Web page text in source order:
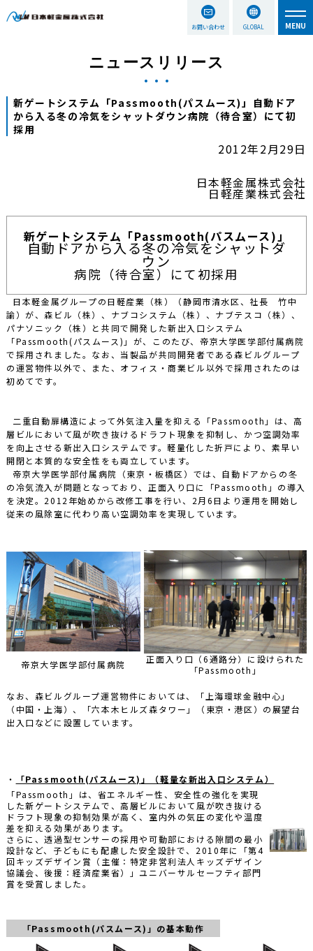
お問い合わせ GLOBAL
ニュースリリース
新ゲートシステム「Passmooth(パスムース)」自動ドア
から入る冬の冷気をシャットダウン病院（待合室）にて初
採用
2012年2月29日
日本軽金属株式会社
日軽産業株式会社
新ゲートシステム「Passmooth(パスムース)」
自動ドアから入る冬の冷気をシャットダ
ウン
病院（待合室）にて初採用
日本軽金属グループの日軽産業（株）（静岡市清水区、社長 竹中
諭）が、森ビル（株）、ナブコシステム（株）、ナブテスコ（株）、
パナソニック（株）と共同で開発した新出入口システム
「Passmooth(パスムース)」が、このたび、帝京大学医学部付属病院
で採用されました。なお、当製品が共同開発者である森ビルグループ
の運営物件以外で、また、オフィス・商業ビル以外で採用されたのは
初めてです。
二重自動扉構造によって外気注入量を抑える「Passmooth」は、高
層ビルにおいて風が吹き抜けるドラフト現象を抑制し、かつ空調効率
を向上させる新出入口システムです。軽量化した折戸により、素早い
開閉と本質的な安全性をも両立しています。
帝京大学医学部付属病院（東京・板橋区）では、自動ドアからの冬
の冷気流入が問題となっており、正面入り口に「Passmooth」の導入
を決定。2012年始めから改修工事を行い、2月6日より運用を開始し
従来の風除室に代わり高い空調効率を実現しています。
帝京大学医学部付属病院
正面入り口（6通路分）に設けられた
「Passmooth」
なお、森ビルグループ運営物件においては、「上海環球金融中心」
（中国・上海）、「六本木ヒルズ森タワー」（東京・港区）の展望台
出入口などに設置しています。
・
「Passmooth(パスムース)」（軽量な新出入口システム）
「Passmooth」は、省エネルギー性、安全性の強化を実現
した新ゲートシステムで、高層ビルにおいて風が吹き抜ける
ドラフト現象の抑制効果が高く、室内外の気圧の変化や温度
差を抑える効果があります。
さらに、透過型センサーの採用や可動部における隙間の最小
設計など、子どもにも配慮した安全設計で、2010年に「第4
回キッズデザイン賞（主催：特定非営利法人キッズデザイン
協議会、後援：経済産業省）」ユニバーサルセーフティ部門
賞を受賞しました。
「Passmooth(パスムース)」の基本動作